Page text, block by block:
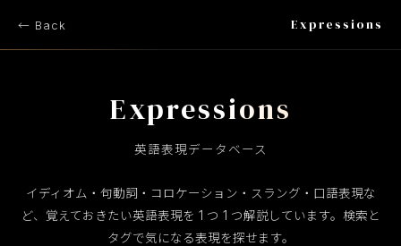
← Back Expressions
Expressions
英語表現データベース
イディオム・句動詞・コロケーション・スラング・口語表現な
ど、覚えておきたい英語表現を 1 つ 1 つ解説しています。検索と
タグで気になる表現を探せます。